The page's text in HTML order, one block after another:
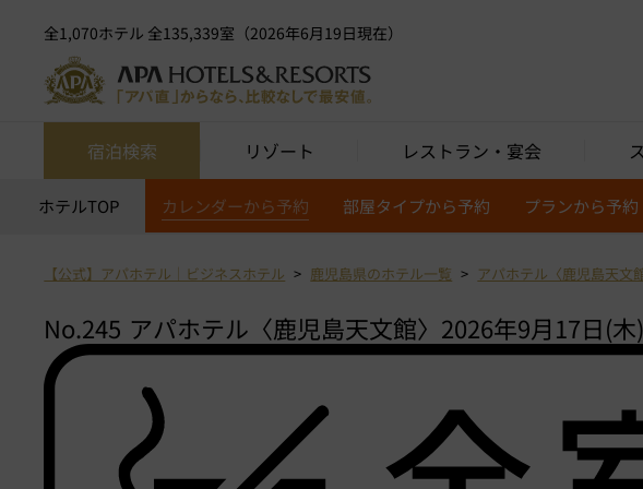
全1,070ホテル 全135,339室（2026年6月19日現在）
宿泊検索 リゾート レストラン・宴会
ホテルTOP カレンダーから予約 部屋タイプから予約 プランから予約
【公式】アパホテル｜ビジネスホテル 鹿児島県のホテル一覧 アパホテル〈鹿児島天文
No.245 アパホテル〈鹿児島天文館〉2026年9月17日(木